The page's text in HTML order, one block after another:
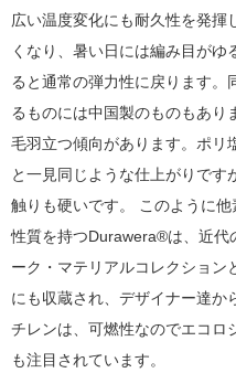
広い温度変化にも耐久性を発揮
くなり、暑い日には編み目がゆ
ると通常の弾力性に戻ります。
るものには中国製のものもあり
毛羽立つ傾向があります。ポ
と一見同じような仕上がりで
触りも硬いです。 このように
性質を持つDurawera®は、近代
ーク・マテリアルコレクション
にも収蔵され、デザイナー達か
チレンは、可燃性なのでエコロ
も注目されています。